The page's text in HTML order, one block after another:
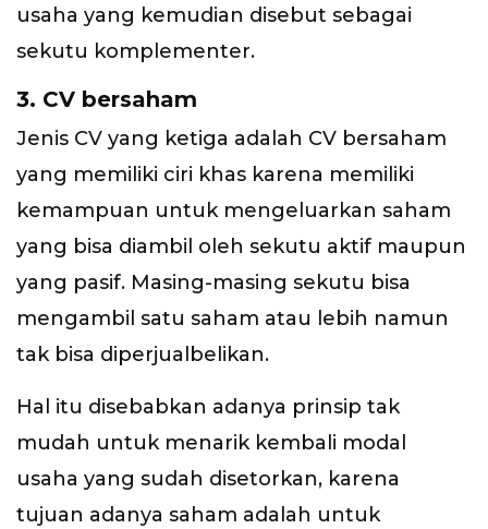
usaha yang kemudian disebut sebagai
sekutu komplementer.
3. CV bersaham
Jenis CV yang ketiga adalah CV bersaham
yang memiliki ciri khas karena memiliki
kemampuan untuk mengeluarkan saham
yang bisa diambil oleh sekutu aktif maupun
yang pasif. Masing-masing sekutu bisa
mengambil satu saham atau lebih namun
tak bisa diperjualbelikan.
Hal itu disebabkan adanya prinsip tak
mudah untuk menarik kembali modal
usaha yang sudah disetorkan, karena
tujuan adanya saham adalah untuk